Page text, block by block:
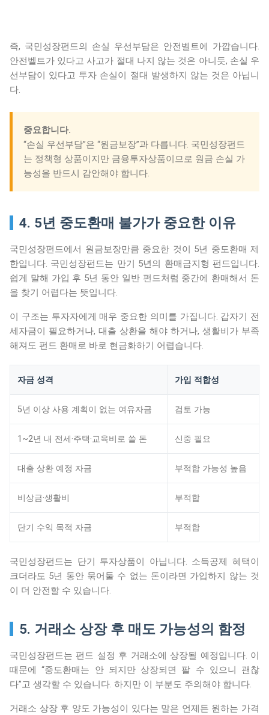
즉, 국민성장펀드의 손실 우선부담은 안전벨트에 가깝습니다.
안전벨트가 있다고 사고가 절대 나지 않는 것은 아니듯, 손실 우
선부담이 있다고 투자 손실이 절대 발생하지 않는 것은 아닙니
다.
중요합니다.
“손실 우선부담”은 “원금보장”과 다릅니다. 국민성장펀드
는 정책형 상품이지만 금융투자상품이므로 원금 손실 가
능성을 반드시 감안해야 합니다.
4. 5년 중도환매 불가가 중요한 이유
국민성장펀드에서 원금보장만큼 중요한 것이 5년 중도환매 제
한입니다. 국민성장펀드는 만기 5년의 환매금지형 펀드입니다.
쉽게 말해 가입 후 5년 동안 일반 펀드처럼 중간에 환매해서 돈
을 찾기 어렵다는 뜻입니다.
이 구조는 투자자에게 매우 중요한 의미를 가집니다. 갑자기 전
세자금이 필요하거나, 대출 상환을 해야 하거나, 생활비가 부족
해져도 펀드 환매로 바로 현금화하기 어렵습니다.
자금 성격 가입 적합성
5년 이상 사용 계획이 없는 여유자금 검토 가능
1~2년 내 전세·주택·교육비로 쓸 돈 신중 필요
대출 상환 예정 자금 부적합 가능성 높음
비상금·생활비 부적합
단기 수익 목적 자금 부적합
국민성장펀드는 단기 투자상품이 아닙니다. 소득공제 혜택이
크더라도 5년 동안 묶어둘 수 없는 돈이라면 가입하지 않는 것
이 더 안전할 수 있습니다.
5. 거래소 상장 후 매도 가능성의 함정
국민성장펀드는 펀드 설정 후 거래소에 상장될 예정입니다. 이
때문에 “중도환매는 안 되지만 상장되면 팔 수 있으니 괜찮
다”고 생각할 수 있습니다. 하지만 이 부분도 주의해야 합니다.
거래소 상장 후 양도 가능성이 있다는 말은 언제든 원하는 가격